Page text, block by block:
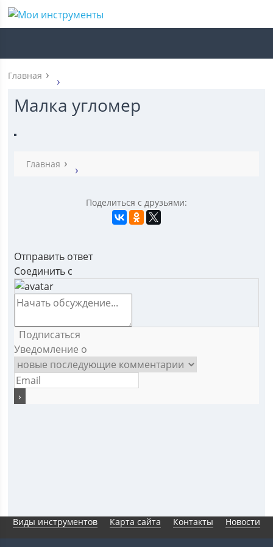
Главная
Малка угломер
Главная
Поделиться с друзьями:
Отправить ответ
Соединить с
Подписаться
Уведомление о
Виды инструментов Карта сайта Контакты Новости